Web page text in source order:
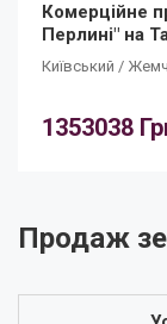
Комерційне
Перлині" на
Київський /
1353038
Продаж